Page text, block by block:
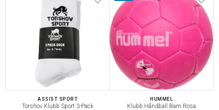
ASSIST SPORT
Torshov Klubb Sport 3-Pack
HUMMEL
Klubb Håndball Barn Rosa